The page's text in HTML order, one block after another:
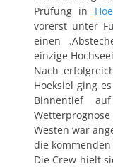
Prüfung in
vorerst unter
einen
einzige
Nach
Hoeksiel ging
Binnentief
Westen war
die kommenden
Die Crew hielt